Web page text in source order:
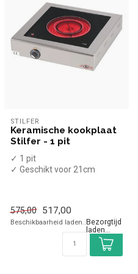
STILFER
Keramische kookplaat
Stilfer - 1 pit
✓ 1 pit
✓ 2,1 kW
✓ 230 Vol...
575,00 517,00
Beschikbaarheid laden..